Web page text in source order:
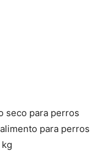
seco para perros
para perros